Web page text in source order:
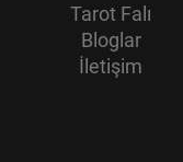
Tarot Falı
Bloglar
İletişim